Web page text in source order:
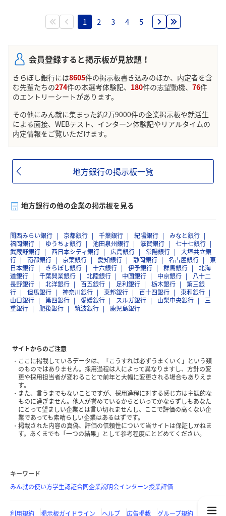
1 2 3 4 5
会員登録すると掲示板が見放題！
きらぼし銀行には8605件の掲示板書き込みのほか、内定者を含
む先輩たちの274件の本選考体験記、 180件の志望動機、 76件
のエントリーシートがあります。
その他にみん就に集まった約2万9000件の企業掲示板や就活生
による面接、WEBテスト、インターン体験記やリアルタイムの
内定情報をご覧いただけます。
地方銀行の掲示板一覧
地方銀行の他の企業の掲示板を見る
関西みらい銀行 京都銀行 千葉銀行 紀陽銀行
みなと銀行
福岡銀行
ゆうちょ銀行 池田泉州銀行 滋賀銀行
七十七銀行
武蔵野銀行
西日本シティ銀行 広島銀行 常陽銀行
大垣共立銀
行
南都銀行 京葉銀行 愛知銀行 静岡銀行 名古屋銀行
東
日本銀行
きらぼし銀行 十六銀行 伊予銀行 群馬銀行
北海
道銀行
千葉興業銀行 北陸銀行 中国銀行 中京銀行
八十二
長野銀行
北洋銀行 百五銀行 足利銀行 栃木銀行
第三銀
行
但馬銀行 神奈川銀行 東邦銀行 百十四銀行
東和銀行
山口銀行
第四銀行 愛媛銀行 スルガ銀行 山梨中央銀行
三
重銀行
肥後銀行 筑波銀行 鹿児島銀行
サイトからのご注意
ここに掲載しているデータは、「こうすれば必ずうまくいく」という類
のものではありません。採用過程は人によって異なりますし、方針の変
更や採用担当者が変わることで前年と大幅に変更される場合もありえま
す。
また、言うまでもないことですが、採用過程に対する感じ方は主観的な
ものに過ぎません。他人が誉めているからといってかならずしもあなた
にとって望ましい企業とは言い切れませんし、ここで評価の高くない企
業であっても素晴らしい企業はあるはずです。
掲載された内容の真偽、評価の信頼性について当サイトは保証しかねま
す。あくまでも「一つの結果」として参考程度にとどめてください。
キーワード
みん就の使い方学生認証合同企業説明会インターン授業評価
利用規約 掲示板ガイドライン ヘルプ 広告掲載 グループ規約